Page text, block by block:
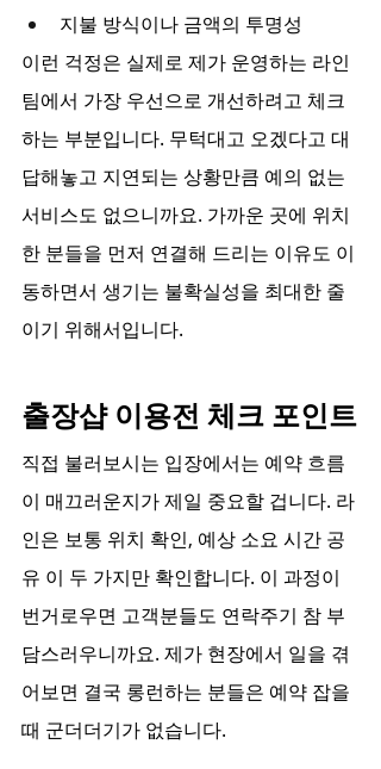
지불 방식이나 금액의 투명성
이런 걱정은 실제로 제가 운영하는 라인
팀에서 가장 우선으로 개선하려고 체크
하는 부분입니다. 무턱대고 오겠다고 대
답해놓고 지연되는 상황만큼 예의 없는
서비스도 없으니까요. 가까운 곳에 위치
한 분들을 먼저 연결해 드리는 이유도 이
동하면서 생기는 불확실성을 최대한 줄
이기 위해서입니다.
출장샵 이용전 체크 포인트
직접 불러보시는 입장에서는 예약 흐름
이 매끄러운지가 제일 중요할 겁니다. 라
인은 보통 위치 확인, 예상 소요 시간 공
유 이 두 가지만 확인합니다. 이 과정이
번거로우면 고객분들도 연락주기 참 부
담스러우니까요. 제가 현장에서 일을 겪
어보면 결국 롱런하는 분들은 예약 잡을
때 군더더기가 없습니다.